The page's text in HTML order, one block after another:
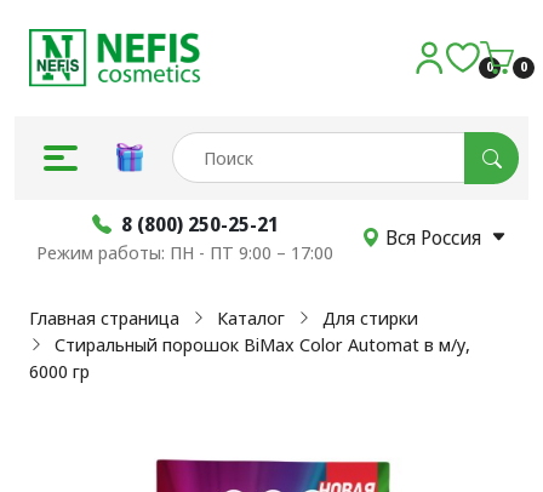
0 0
8 (800) 250-25-21
Режим работы: ПН - ПТ 9:00 – 17:00
Вся Россия
Главная страница Каталог
Для стирки
Стиральный порошок BiMax Color Automat в м/у,
6000 гр